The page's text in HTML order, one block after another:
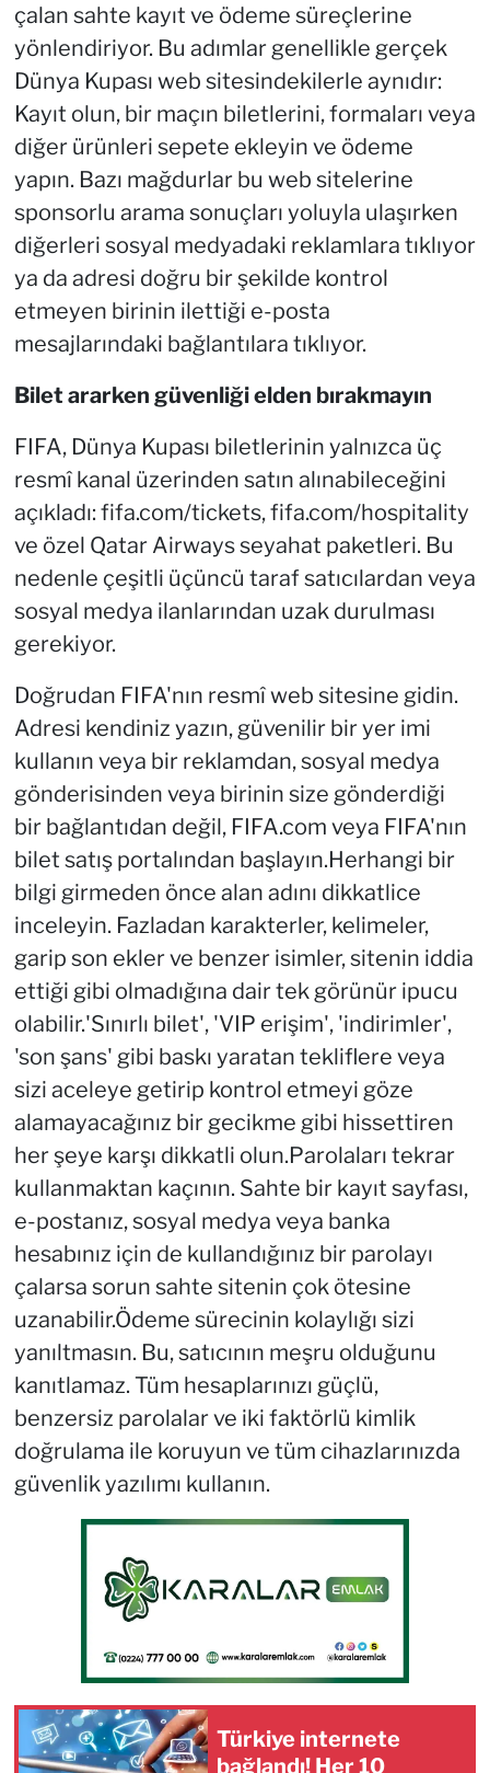
çalan sahte kayıt ve ödeme süreçlerine
yönlendiriyor. Bu adımlar genellikle gerçek
Dünya Kupası web sitesindekilerle aynıdır:
Kayıt olun, bir maçın biletlerini, formaları veya
diğer ürünleri sepete ekleyin ve ödeme
yapın. Bazı mağdurlar bu web sitelerine
sponsorlu arama sonuçları yoluyla ulaşırken
diğerleri sosyal medyadaki reklamlara tıklıyor
ya da adresi doğru bir şekilde kontrol
etmeyen birinin ilettiği e-posta
mesajlarındaki bağlantılara tıklıyor.
Bilet ararken güvenliği elden bırakmayın
FIFA, Dünya Kupası biletlerinin yalnızca üç
resmî kanal üzerinden satın alınabileceğini
açıkladı: fifa.com/tickets, fifa.com/hospitality
ve özel Qatar Airways seyahat paketleri. Bu
nedenle çeşitli üçüncü taraf satıcılardan veya
sosyal medya ilanlarından uzak durulması
gerekiyor.
Doğrudan FIFA'nın resmî web sitesine gidin.
Adresi kendiniz yazın, güvenilir bir yer imi
kullanın veya bir reklamdan, sosyal medya
gönderisinden veya birinin size gönderdiği
bir bağlantıdan değil, FIFA.com veya FIFA'nın
bilet satış portalından başlayın.Herhangi bir
bilgi girmeden önce alan adını dikkatlice
inceleyin. Fazladan karakterler, kelimeler,
garip son ekler ve benzer isimler, sitenin iddia
ettiği gibi olmadığına dair tek görünür ipucu
olabilir.'Sınırlı bilet', 'VIP erişim', 'indirimler',
'son şans' gibi baskı yaratan tekliflere veya
sizi aceleye getirip kontrol etmeyi göze
alamayacağınız bir gecikme gibi hissettiren
her şeye karşı dikkatli olun.Parolaları tekrar
kullanmaktan kaçının. Sahte bir kayıt sayfası,
e-postanız, sosyal medya veya banka
hesabınız için de kullandığınız bir parolayı
çalarsa sorun sahte sitenin çok ötesine
uzanabilir.Ödeme sürecinin kolaylığı sizi
yanıltmasın. Bu, satıcının meşru olduğunu
kanıtlamaz. Tüm hesaplarınızı güçlü,
benzersiz parolalar ve iki faktörlü kimlik
doğrulama ile koruyun ve tüm cihazlarınızda
güvenlik yazılımı kullanın.
Türkiye internete
bağlandı! Her 10